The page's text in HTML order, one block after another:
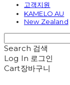
고객지원
KAMELO AU
New Zealand
Search 검색
Log In 로그인
Cart장바구니